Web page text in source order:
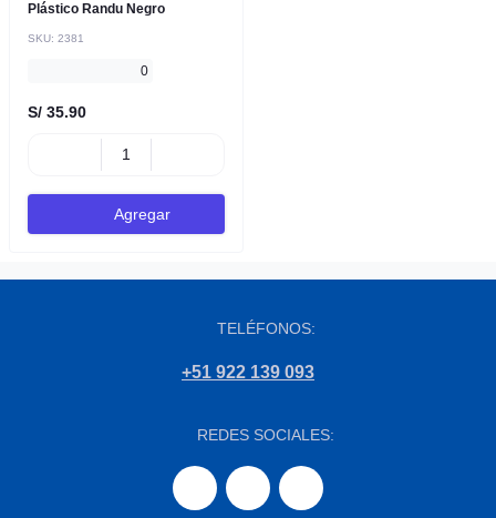
Plástico Randu Negro
SKU: 2381
0
S/ 35.90
Agregar
TELÉFONOS:
+51 922 139 093
REDES SOCIALES: